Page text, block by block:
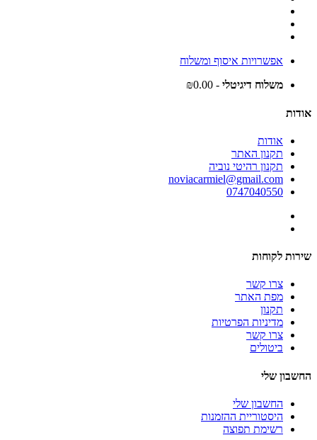
אפשרויות איסוף ומשלוח
משלוח דיגיטלי - ₪0.00
אודות
אודות
תקנון האתר
תקנון רהיטי נוביה
noviacarmiel@gmail.com
0747040550
שירות לקוחות
צרו קשר
מפת האתר
תקנון
מדיניות הפרטיות
צרו קשר
ביטולים
החשבון שלי
החשבון שלי
היסטוריית ההזמנות
רשימת תפוצה